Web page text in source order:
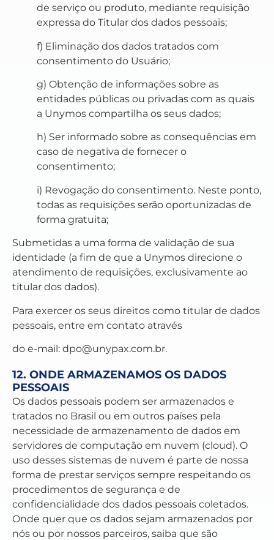
de serviço ou produto, mediante requisição
expressa do Titular dos dados pessoais;
f) Eliminação dos dados tratados com
consentimento do Usuário;
g) Obtenção de informações sobre as
entidades públicas ou privadas com as quais
a Unymos compartilha os seus dados;
h) Ser informado sobre as consequências em
caso de negativa de fornecer o
consentimento;
i) Revogação do consentimento. Neste ponto,
todas as requisições serão oportunizadas de
forma gratuita;
Submetidas a uma forma de validação de sua
identidade (a fim de que a Unymos direcione o
atendimento de requisições, exclusivamente ao
titular dos dados).
Para exercer os seus direitos como titular de dados
pessoais, entre em contato através
do e-mail: dpo@unypax.com.br.
12. ONDE ARMAZENAMOS OS DADOS
PESSOAIS
Os dados pessoais podem ser armazenados e
tratados no Brasil ou em outros países pela
necessidade de armazenamento de dados em
servidores de computação em nuvem (cloud). O
uso desses sistemas de nuvem é parte de nossa
forma de prestar serviços sempre respeitando os
procedimentos de segurança e de
confidencialidade dos dados pessoais coletados.
Onde quer que os dados sejam armazenados por
nós ou por nossos parceiros, saiba que são